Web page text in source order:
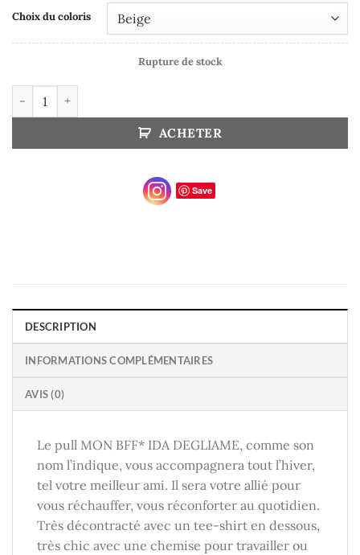
Choix du coloris
Rupture de stock
quantité de Pull Mon BFF - Best Friend Forever
ACHETER
Save
DESCRIPTION
INFORMATIONS COMPLÉMENTAIRES
AVIS (0)
Le pull MON BFF* IDA DEGLIAME, comme son
nom l’indique, vous accompagnera tout l’hiver,
tel votre meilleur ami. Il sera votre allié pour
vous réchauffer, vous réconforter au quotidien.
Très décontracté avec un tee-shirt en dessous,
très chic avec une chemise pour travailler ou